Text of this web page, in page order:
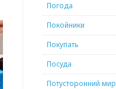
Погода
Покойники
Покупать
Посуда
Потусторонний мир